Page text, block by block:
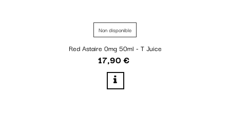
Non disponible
Red Astaire 0mg 50ml - T Juice
Prix
17,90 €